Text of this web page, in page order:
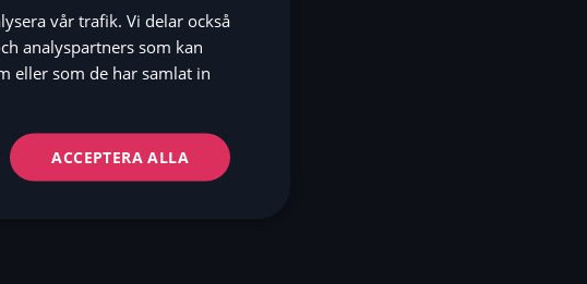
SV
FI
vår trafik. Vi delar också
analyspartners som kan
eller som de har samlat in
ACCEPTERA ALLA